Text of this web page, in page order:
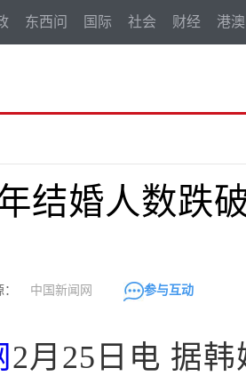
东西问 国际 社会 财经 港澳
结婚人数跌
中国新闻网 参与互动
2月25日电 据